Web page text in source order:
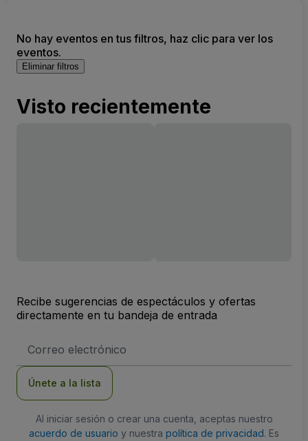
No hay eventos en tus filtros, haz clic para ver los
eventos.
Eliminar filtros
Visto recientemente
Recibe sugerencias de espectáculos y ofertas
directamente en tu bandeja de entrada
de
Únete a la lista
Al iniciar sesión o crear una cuenta, aceptas nuestro
acuerdo de usuario y nuestra política de privacidad. Es